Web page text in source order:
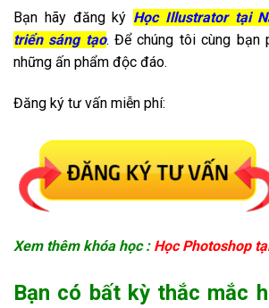
Bạn hãy đăng ký Học Illustrator tại
triển sáng tạo. Để chúng tôi cùng bạn
những ấn phẩm độc đáo.
Đăng ký tư vấn miễn phí:
Xem thêm khóa học :Học Photoshop
Bạn có bất kỳ thắc mắc